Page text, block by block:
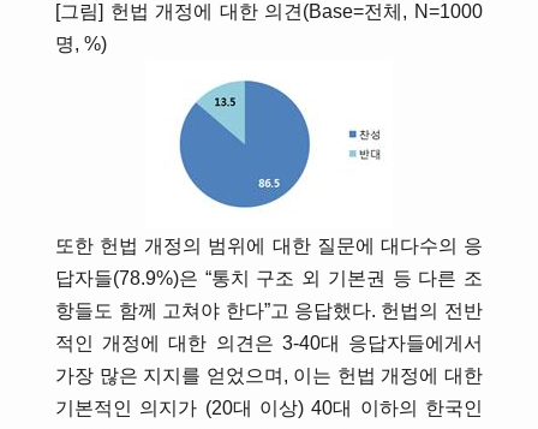
[그림] 헌법 개정에 대한 의견(Base=전체, N=1000
명, %)
또한 헌법 개정의 범위에 대한 질문에 대다수의 응
답자들(78.9%)은 “통치 구조 외 기본권 등 다른 조
항들도 함께 고쳐야 한다”고 응답했다. 헌법의 전반
적인 개정에 대한 의견은 3-40대 응답자들에게서
가장 많은 지지를 얻었으며, 이는 헌법 개정에 대한
기본적인 의지가 (20대 이상) 40대 이하의 한국인